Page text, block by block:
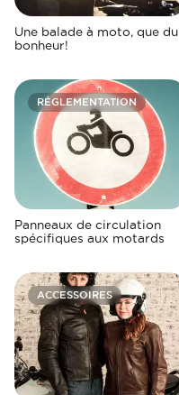
Une balade à moto, que du
bonheur!
RÉGLEMENTATION
Panneaux de circulation
spécifiques aux motards
ACCESSOIRES